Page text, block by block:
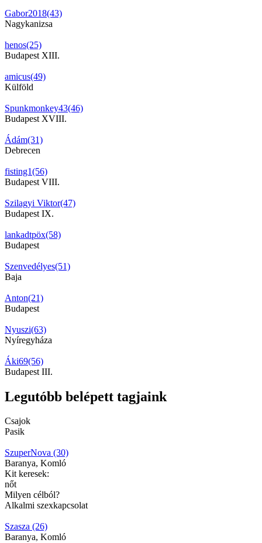
Gabor2018(43)
Nagykanizsa
henos(25)
Budapest XIII.
amicus(49)
Külföld
Spunkmonkey43(46)
Budapest XVIII.
Ádám(31)
Debrecen
fisting1(56)
Budapest VIII.
Szilagyi Viktor(47)
Budapest IX.
lankadtpöx(58)
Budapest
Szenvedélyes(51)
Baja
Anton(21)
Budapest
Nyuszi(63)
Nyíregyháza
Áki69(56)
Budapest III.
Legutóbb belépett tagjaink
Csajok
Pasik
SzuperNova (30)
Baranya, Komló
Kit keresek:
nőt
Milyen célból?
Alkalmi szexkapcsolat
Szasza (26)
Baranya, Komló